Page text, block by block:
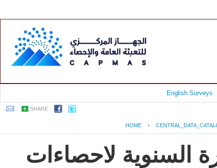
English Surveys
SHARE
HOME ›
السنوية لاحصاءات